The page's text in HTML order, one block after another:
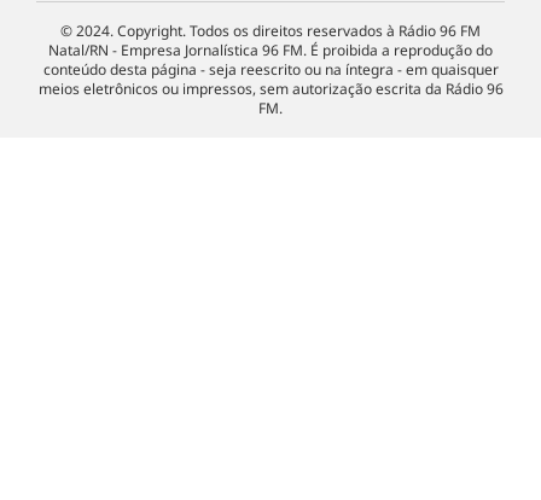
© 2024. Copyright. Todos os direitos reservados à Rádio 96 FM
Natal/RN - Empresa Jornalística 96 FM. É proibida a reprodução do
conteúdo desta página - seja reescrito ou na íntegra - em quaisquer
meios eletrônicos ou impressos, sem autorização escrita da Rádio 96
FM.